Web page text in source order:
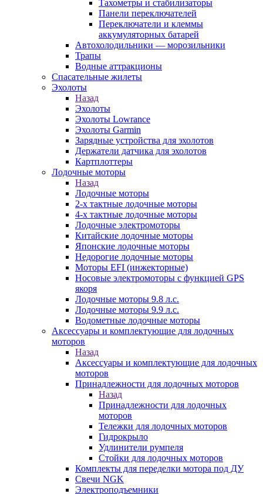
Тахометры и стабилизаторы
Панели переключателей
Переключатели и клеммы
аккумуляторных батарей
Автохолодильники — морозильники
Трапы
Водные аттракционы
Спасательные жилеты
Эхолоты
Назад
Эхолоты
Эхолоты Lowrance
Эхолоты Garmin
Зарядные устройства для эхолотов
Держатели датчика для эхолотов
Картплоттеры
Лодочные моторы
Назад
Лодочные моторы
2-х тактные лодочные моторы
4-х тактные лодочные моторы
Лодочные электромоторы
Китайские лодочные моторы
Японские лодочные моторы
Недорогие лодочные моторы
Моторы EFI (инжекторные)
Носовые электромоторы с функцией GPS
якоря
Лодочные моторы 9.8 л.с.
Лодочные моторы 9.9 л.с.
Водометные лодочные моторы
Аксессуары и комплектующие для лодочных
моторов
Назад
Аксессуары и комплектующие для лодочных
моторов
Принадлежности для лодочных моторов
Назад
Принадлежности для лодочных
моторов
Тележки для лодочных моторов
Гидрокрыло
Удлинители румпеля
Стойки для лодочных моторов
Комплекты для переделки мотора под ДУ
Свечи NGK
Электроподъемники